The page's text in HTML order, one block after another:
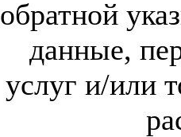
обратной
данные,
услуг и/или